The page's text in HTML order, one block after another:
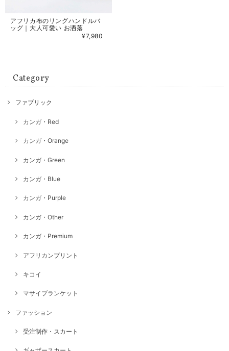
アフリカ布のリングハンドルバ
ッグ｜大人可愛い お洒落
¥7,980
Category
ファブリック
カンガ・Red
カンガ・Orange
カンガ・Green
カンガ・Blue
カンガ・Purple
カンガ・Other
カンガ・Premium
アフリカンプリント
キコイ
マサイブランケット
ファッション
受注制作・スカート